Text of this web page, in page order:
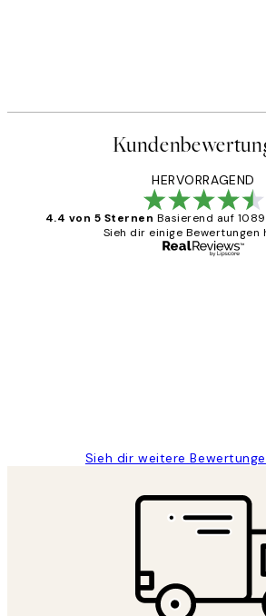
HERVORRAGEND
4.4 von 5 Sternen Basierend auf
Sieh dir einige Bewertungen
Sieh dir weitere